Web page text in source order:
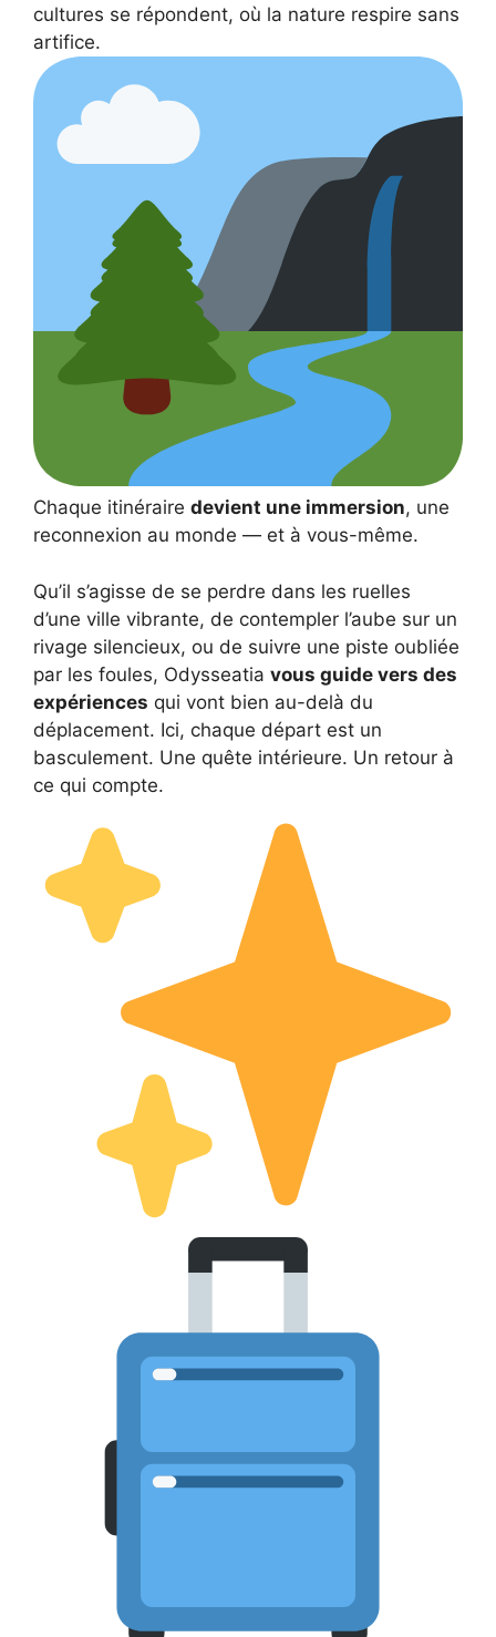
cultures se répondent, où la nature respire sans
artifice.
Chaque itinéraire devient une immersion, une
reconnexion au monde — et à vous-même.
Qu’il s’agisse de se perdre dans les ruelles
d’une ville vibrante, de contempler l’aube sur un
rivage silencieux, ou de suivre une piste oubliée
par les foules, Odysseatia vous guide vers des
expériences qui vont bien au-delà du
déplacement. Ici, chaque départ est un
basculement. Une quête intérieure. Un retour à
ce qui compte.